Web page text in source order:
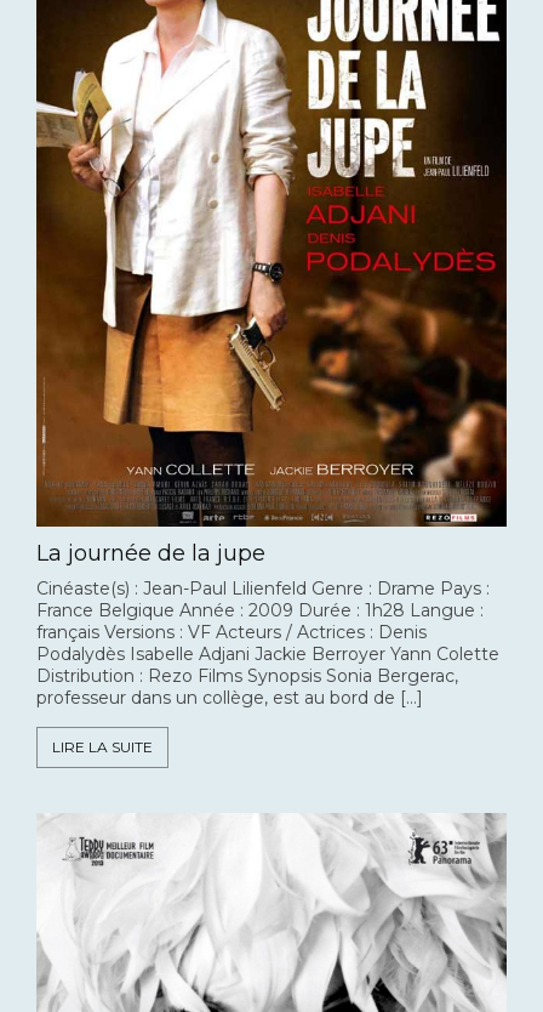
La journée de la jupe
Cinéaste(s) : Jean-Paul Lilienfeld Genre : Drame Pays :
France Belgique Année : 2009 Durée : 1h28 Langue :
français Versions : VF Acteurs / Actrices : Denis
Podalydès Isabelle Adjani Jackie Berroyer Yann Colette
Distribution : Rezo Films Synopsis Sonia Bergerac,
professeur dans un collège, est au bord de […]
LIRE LA SUITE